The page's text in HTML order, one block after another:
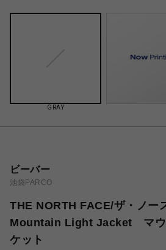
GRAY
ビーバー
池袋PARCO
THE NORTH FACE/ザ・ノー
Mountain Light Jacket マウ
ケット